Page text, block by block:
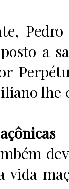
a
lhe
vida